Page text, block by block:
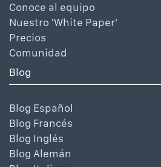
Conoce al equipo
Nuestro 'White Paper'
Precios
Comunidad
Blog
Blog Español
Blog Francés
Blog Inglés
Blog Alemán